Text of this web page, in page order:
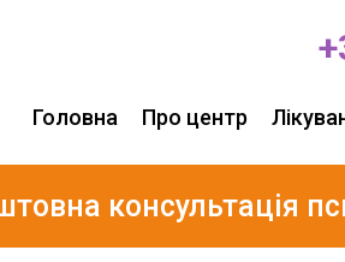
Головна Про центр
консультація